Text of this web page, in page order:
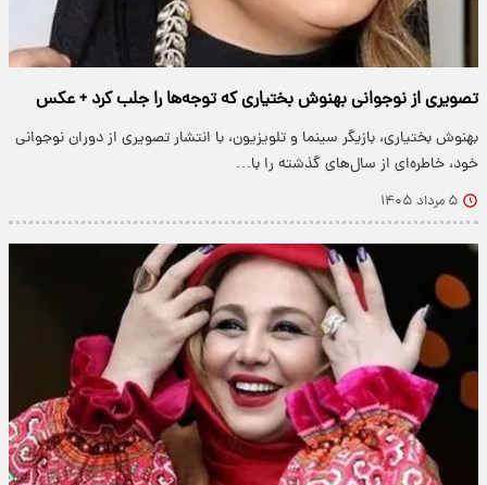
تصویری از نوجوانی بهنوش بختیاری که توجه‌ها را جلب کرد + عکس
بهنوش بختیاری، بازیگر سینما و تلویزیون، با انتشار تصویری از دوران نوجوانی
خود، خاطره‌ای از سال‌های گذشته را با…
۵ مرداد ۱۴۰۵